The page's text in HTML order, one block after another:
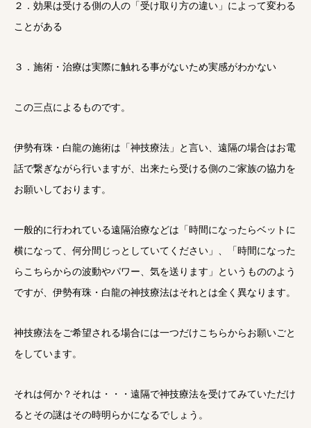
２．効果は受ける側の人の「受け取り方の違い」によって変わる
ことがある
３．施術・治療は実際に触れる事がないため実感がわかない
この三点によるものです。
伊勢有珠・白龍の施術は「神技療法」と言い、遠隔の場合はお電
話で繋ぎながら行いますが、出来たら受ける側のご家族の協力を
お願いしております。
一般的に行われている遠隔治療などは「時間になったらベットに
横になって、何分間じっとしていてください」、「時間になった
らこちらからの波動やパワー、気を送ります」というもののよう
ですが、伊勢有珠・白龍の神技療法はそれとは全く異なります。
神技療法をご希望される場合には一つだけこちらからお願いごと
をしています。
それは何か？それは・・・遠隔で神技療法を受けてみていただけ
るとその謎はその時明らかになるでしょう。